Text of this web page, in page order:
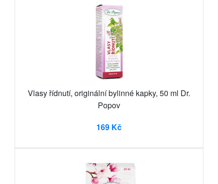
Vlasy řídnutí, originální bylinné kapky, 50 ml Dr.
Popov
169 Kč